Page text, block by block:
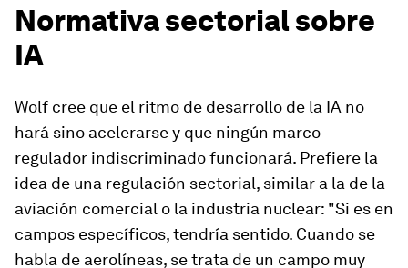
Normativa sectorial sobre
IA
Wolf cree que el ritmo de desarrollo de la IA no
hará sino acelerarse y que ningún marco
regulador indiscriminado funcionará. Prefiere la
idea de una regulación sectorial, similar a la de la
aviación comercial o la industria nuclear: "Si es en
campos específicos, tendría sentido. Cuando se
habla de aerolíneas, se trata de un campo muy